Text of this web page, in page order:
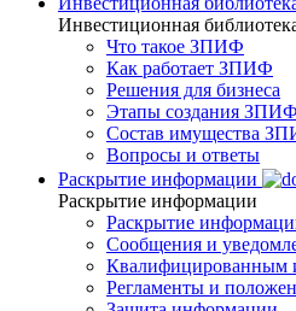
Инвестиционная
Что такое ЗПИФ
Как работает ЗПИФ
Решения для бизнеса
Этапы создания ЗПИФ
Состав имущества
Вопросы и ответы
Раскрытие информации
Раскрытие информации
Раскрытие
Сообщения и
Квалифицированным
Регламенты и